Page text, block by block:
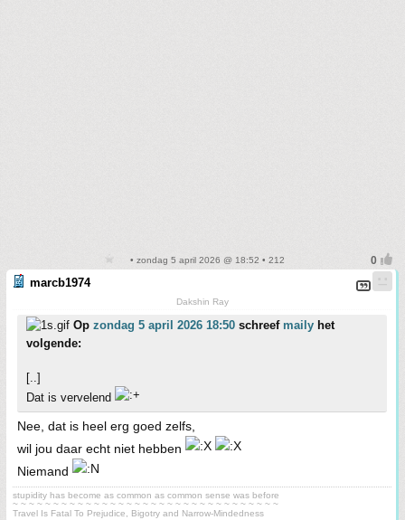
• zondag 5 april 2026 @ 18:52 • 212
marcb1974
Dakshin Ray
Op zondag 5 april 2026 18:50 schreef maily het
volgende:
[..]
Dat is vervelend
Nee, dat is heel erg goed zelfs,
wil jou daar echt niet hebben
Niemand
stupidity has become as common as common sense was before
~ ~ ~ ~ ~ ~ ~ ~ ~ ~ ~ ~ ~ ~ ~ ~ ~ ~ ~ ~ ~ ~ ~ ~ ~ ~ ~ ~ ~ ~ ~ ~ ~
Travel Is Fatal To Prejudice, Bigotry and Narrow-Mindedness